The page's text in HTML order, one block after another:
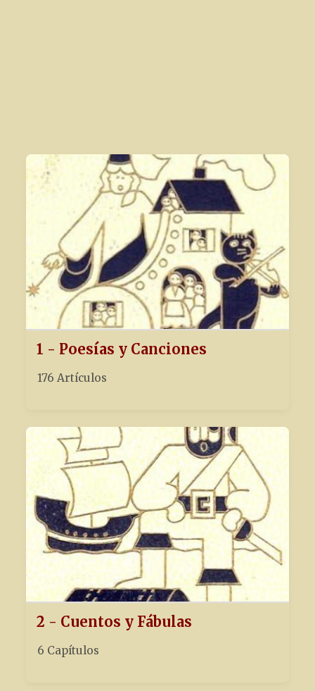
1 - Poesías y Canciones
176 Artículos
2 - Cuentos y Fábulas
6 Capítulos